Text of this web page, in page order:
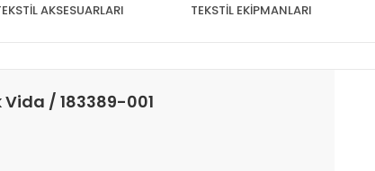
AKSESUARLARI TEKSTİL EKİPMANLARI
Vida / 183389-001